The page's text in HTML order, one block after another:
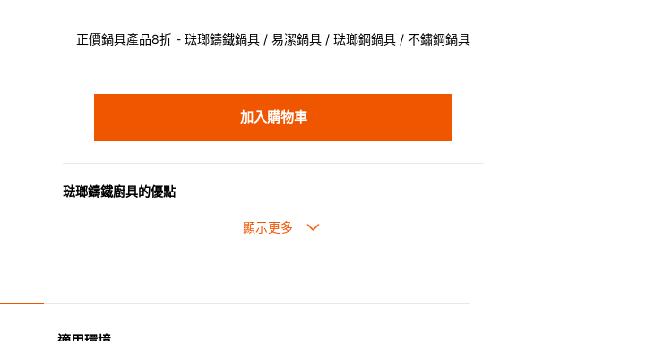
正價鍋具產品8折 - 琺瑯鑄鐵鍋具 / 易潔鍋具 / 琺瑯鋼鍋具 / 不鏽鋼鍋具
加入購物車
琺瑯鑄鐵廚具的優點
• 琺瑯鑄鐵傳熱性均勻，不會產生過熱點。